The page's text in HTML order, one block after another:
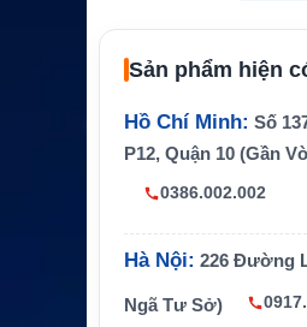
chính
na,
ock
data
Dịch vụ hỗ t
Voice,
ua
dock
10-32V
n trên dock
Antenna
Sản phẩm hiện
Hồ Chí Minh: Số
P12, Quận 10 (Gần
0386.002.002
Hà Nội: 226 Đường
Ngã Tư Sở)